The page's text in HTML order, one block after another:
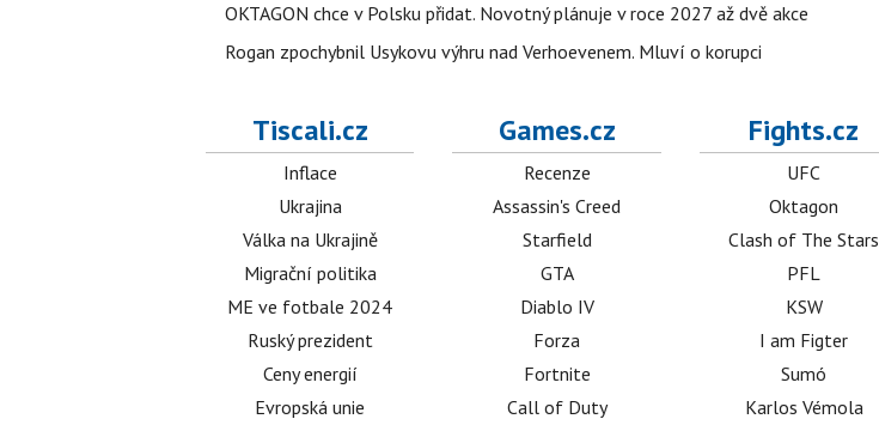
OKTAGON chce v Polsku přidat. Novotný plánuje v roce 2027 až dvě akce
Rogan zpochybnil Usykovu výhru nad Verhoevenem. Mluví o korupci
Tiscali.cz
Inflace
Ukrajina
Válka na Ukrajině
Migrační politika
ME ve fotbale 2024
Ruský prezident
Ceny energií
Evropská unie
Games.cz
Recenze
Assassin's Creed
Starfield
GTA
Diablo IV
Forza
Fortnite
Call of Duty
Fights.cz
UFC
Oktagon
Clash of The Stars
PFL
KSW
I am Figter
Sumó
Karlos Vémola